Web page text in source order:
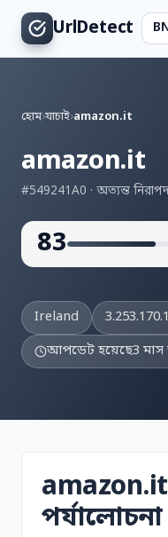
UrlDetect
হোম›যাচাই›amazon.it
amazon.it
#549241A0 · অত্যন্ত
83
Ireland
আপডেট হয়েছে3
amazon.it
পর্যালোচনা